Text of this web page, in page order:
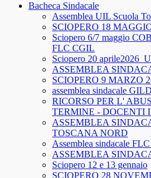
Bacheca Sindacale
Assemblea UIL Scuola
SCIOPERO 18
Sciopero 6/7 maggio
FLC CGIL
Sciopero 20
ASSEMBLEA
SCIOPERO 9 MARZO
assemblea sindacale
RICORSO PER L'
TERMINE - DOCENTI
ASSEMBLEA
TOSCANA NORD
Assemblea sindacale
ASSEMBLEA
Sciopero 12 e 13 gennaio
SCIOPERO 28